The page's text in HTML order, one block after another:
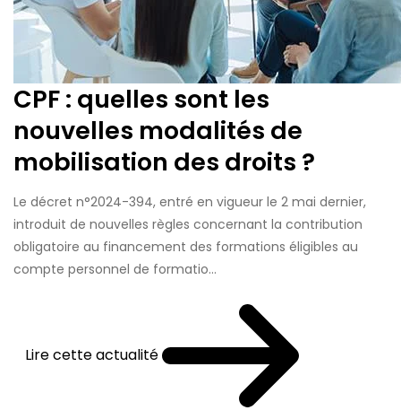
CPF : quelles sont les
nouvelles modalités de
mobilisation des droits ?
Le décret n°2024-394, entré en vigueur le 2 mai dernier,
introduit de nouvelles règles concernant la contribution
obligatoire au financement des formations éligibles au
compte personnel de formatio...
Lire cette actualité